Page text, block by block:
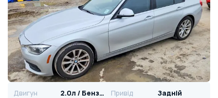
Двигун 2.0л / Бензин Привід
Задній